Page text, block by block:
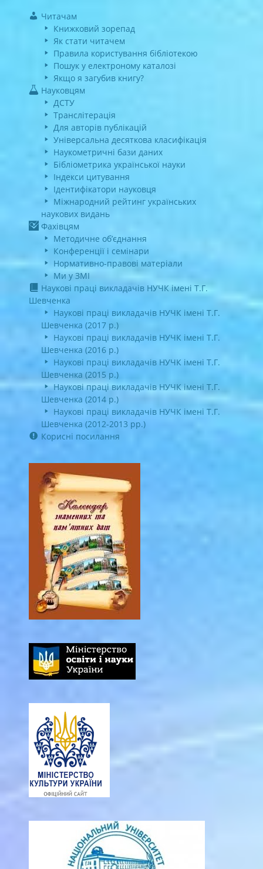
Читачам
Книжковий зорепад
Як стати читачем
Правила користування бібліотекою
Пошук у електроному каталозі
Якщо я загубив книгу?
Науковцям
ДСТУ
Транслітерація
Для авторів публікацій
Універсальна десяткова класифікація
Наукометричні бази даних
Бібліометрика української науки
Індекси цитування
Ідентифікатори науковця
Міжнародний рейтинг українських
наукових видань
Фахівцям
Методичне об’єднання
Конференції і семінари
Нормативно-правові матеріали
Ми у ЗМІ
Наукові праці викладачів НУЧК імені Т.Г.
Шевченка
Наукові праці викладачів НУЧК імені Т.Г.
Шевченка (2017 р.)
Наукові праці викладачів НУЧК імені Т.Г.
Шевченка (2016 р.)
Наукові праці викладачів НУЧК імені Т.Г.
Шевченка (2015 р.)
Наукові праці викладачів НУЧК імені Т.Г.
Шевченка (2014 р.)
Наукові праці викладачів НУЧК імені Т.Г.
Шевченка (2012-2013 рр.)
Корисні посилання